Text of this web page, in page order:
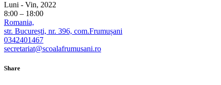
Luni - Vin, 2022
8:00 – 18:00
Romania,
str. București, nr. 396, com.Frumușani
0342401467
secretariat@scoalafrumusani.ro
Share